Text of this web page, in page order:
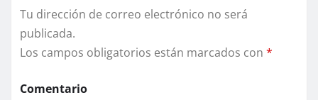
Tu dirección de correo electrónico no será
publicada.
Los campos obligatorios están marcados con *
Comentario